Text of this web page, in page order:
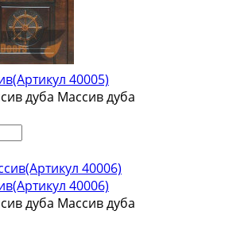
40005)
дуба Массив дуба
40006)
дуба Массив дуба